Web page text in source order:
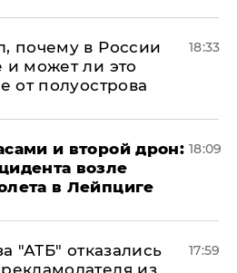
почему в России
может ли это
от полуострова
18:33
и второй дрон:
возле
в Лейпциге
18:09
"АТБ" отказались
из
17:59